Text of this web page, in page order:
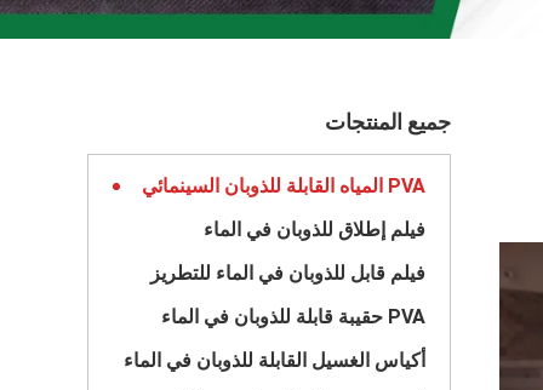
جميع المنتجات
PVA المياه القابلة للذوبان السينمائي
فيلم إطلاق للذوبان في الماء
فيلم قابل للذوبان في الماء للتطريز
PVA حقيبة قابلة للذوبان في الماء
أكياس الغسيل القابلة للذوبان في الماء